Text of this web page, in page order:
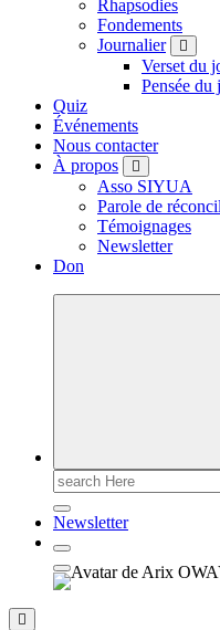
Rhapsodies
Fondements
Journalier
Verset du
Pensée du
Quiz
Événements
Nous contacter
À propos
Asso SIYUA
Parole de
Témoignages
Newsletter
Don
Newsletter